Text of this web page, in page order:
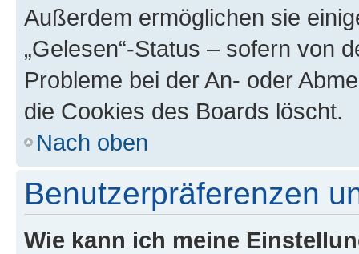
Außerdem ermöglichen sie
„Gelesen“-Status – sofern von
Probleme bei der An- oder
die Cookies des Boards löscht.
Nach oben
Benutzerpräferenzen
Wie kann ich meine